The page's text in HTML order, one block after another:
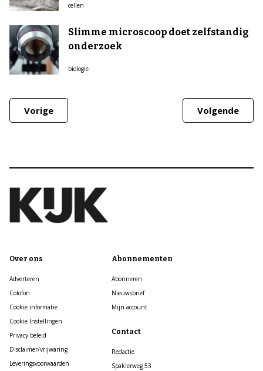
cellen
Slimme microscoop doet zelfstandig
onderzoek
biologie
Vorige Volgende
Over ons
Adverteren
Colofon
Cookie informatie
Cookie Instellingen
Privacy beleid
Disclaimer/vrijwaring
Leveringsvoorwaarden
Abonnementen
Abonneren
Nieuwsbrief
Mijn account
Contact
Redactie
Spaklerweg 53